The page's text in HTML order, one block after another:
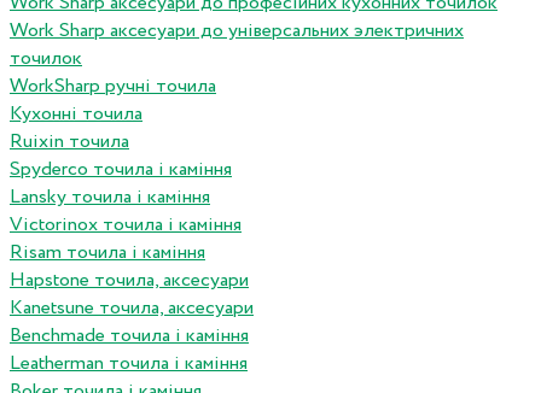
Work Sharp аксесуари до унiверсальних электричних
точилок
WorkSharp ручні точила
Кухонні точила
Ruixin точила
Spyderco точила і каміння
Lansky точила і каміння
Victorinox точила і каміння
Risam точила і каміння
Hapstone точила, аксесуари
Kanetsune точила, аксесуари
Benchmade точила і каміння
Leatherman точила і каміння